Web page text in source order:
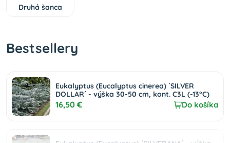
Druhá šanca
Bestsellery
Eukalyptus (Eucalyptus cinerea) ´SILVER
DOLLAR´ - výška 30-50 cm, kont. C3L (-13°C)
16,50 € Do košíka